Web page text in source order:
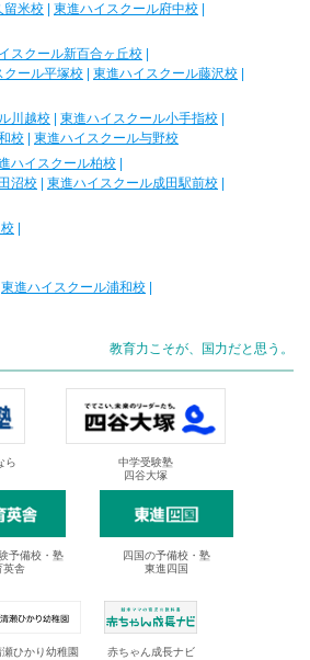
留米校 東進ハイスクール府中校
スクール新百合ヶ丘校
クール平塚校 東進ハイスクール藤沢校
川越校 東進ハイスクール小手指校
校
東進ハイスクール与野校
ハイスクール柏校
沼校 東進ハイスクール成田駅前校
東進ハイスクール浦和校
教育力こそが、国力だと思う。
ら
中学受験塾
四谷大塚
予備校・塾
英舎
四国の予備校・塾
東進四国
瀬ひかり幼稚園 赤ちゃん成長ナビ